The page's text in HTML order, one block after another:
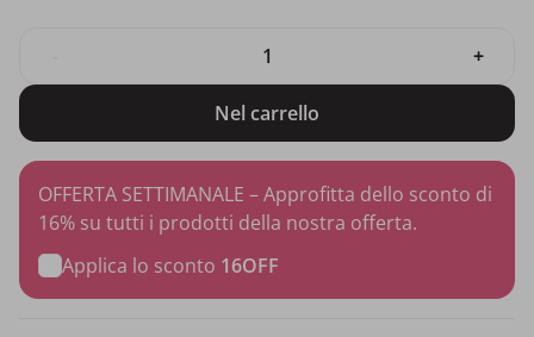
+
Nel carrello
OFFERTA SETTIMANALE – Approfitta dello sconto di
16% su tutti i prodotti della nostra offerta.
Applica lo sconto 16OFF